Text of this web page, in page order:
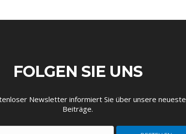
FOLGEN SIE UNS
Newsletter informiert Sie über unsere
Beiträge.